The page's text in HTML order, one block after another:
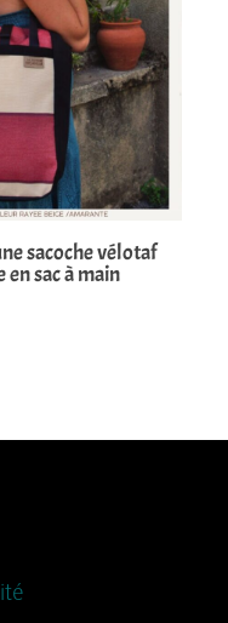
sacoche vélotaf
sac à main